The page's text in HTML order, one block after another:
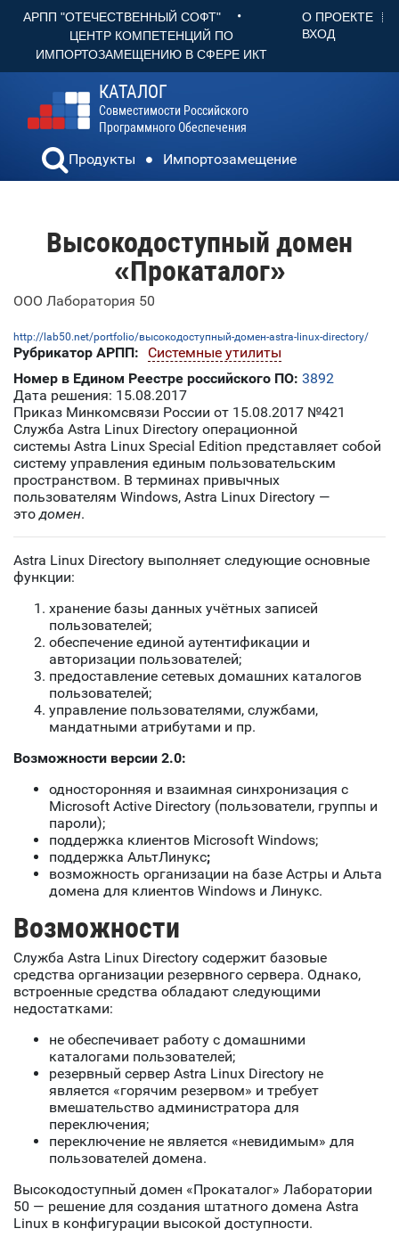
АРПП "ОТЕЧЕСТВЕННЫЙ СОФТ" •
ЦЕНТР КОМПЕТЕНЦИЙ ПО
ИМПОРТОЗАМЕЩЕНИЮ В СФЕРЕ ИКТ
О ПРОЕКТЕ
ВХОД
КАТАЛОГ
Совместимости Российского
Программного Обеспечения
Продукты Импортозамещение
Высокодоступный домен
«Прокаталог»
ООО Лаборатория 50
http://lab50.net/portfolio/высокодоступный-домен-astra-linux-directory/
Рубрикатор АРПП:
Системные утилиты
Номер в Едином Реестре российского ПО: 3892
Дата решения: 15.08.2017
Приказ Минкомсвязи России от 15.08.2017 №421
Служба Astra Linux Directory операционной
системы Astra Linux Special Edition представляет собой
систему управления единым пользовательским
пространством. В терминах привычных
пользователям Windows, Astra Linux Directory —
этодомен.
Astra Linux Directory выполняет следующие основные
функции:
хранение базы данных учётных записей
пользователей;
обеспечение единой аутентификации и
авторизации пользователей;
предоставление сетевых домашних каталогов
пользователей;
управление пользователями, службами,
мандатными атрибутами и пр.
Возможности версии 2.0:
односторонняя и взаимная синхронизация с
Microsoft Active Directory (пользователи, группы и
пароли);
поддержка клиентов Microsoft Windows;
поддержка АльтЛинукс;
возможность организации на базе Астры и Альта
домена для клиентов Windows и Линукс.
Возможности
Служба Astra Linux Directory содержит базовые
средства организации резервного сервера. Однако,
встроенные средства обладают следующими
недостатками:
не обеспечивает работу с домашними
каталогами пользователей;
резервный сервер Astra Linux Directory не
является «горячим резервом» и требует
вмешательство администратора для
переключения;
переключение не является «невидимым» для
пользователей домена.
Высокодоступный домен «Прокаталог» Лаборатории
50 — решение для создания штатного домена Astra
Linux в конфигурации высокой доступности.